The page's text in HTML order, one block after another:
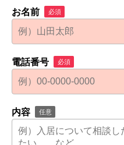
お名前 必須
電話番号 必須
内容 任意